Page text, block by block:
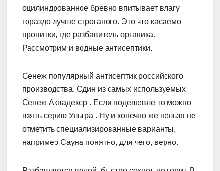
оцилиндрованное бревно впитывает влагу
гораздо лучше строганого. Это что касаемо
пропитки, где разбавитель органика.
Рассмотрим и водные антисептики.
Сенеж популярный антисептик российского
производства. Один из самых используемых
Сенеж Аквадекор . Если подешевле то можно
взять серию Ультра . Ну и конечно же нельзя не
отметить специализированные варианты,
например Сауна понятно, для чего, верно.